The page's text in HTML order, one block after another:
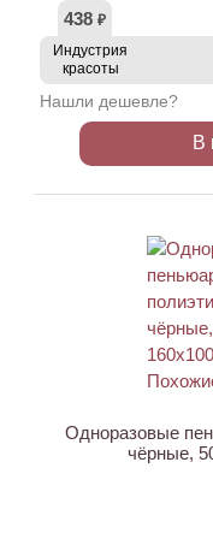
438 ₽
Индустрия
красоты
Нашли дешевле?
В
Одноразовые
чёрные,